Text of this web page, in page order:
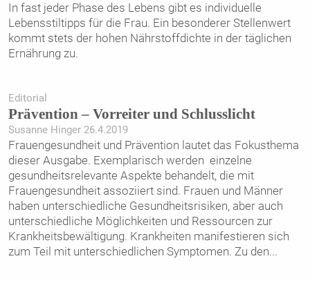
In fast jeder Phase des Lebens gibt es individuelle
Lebensstiltipps für die Frau. Ein besonderer Stellenwert
kommt stets der hohen Nährstoffdichte in der täglichen
Ernährung zu.
Editorial
Prävention – Vorreiter und Schlusslicht
Susanne Hinger 26.4.2019
Frauengesundheit und Prävention lautet das Fokusthema
dieser Ausgabe. Exemplarisch werden einzelne
gesundheitsrelevante Aspekte behandelt, die mit
Frauengesundheit assoziiert sind. Frauen und Männer
haben unterschiedliche Gesundheitsrisiken, aber auch
unterschiedliche Möglichkeiten und Ressourcen zur
Krankheitsbewältigung. Krankheiten manifestieren sich
zum Teil mit unterschiedlichen Symptomen. Zu den...